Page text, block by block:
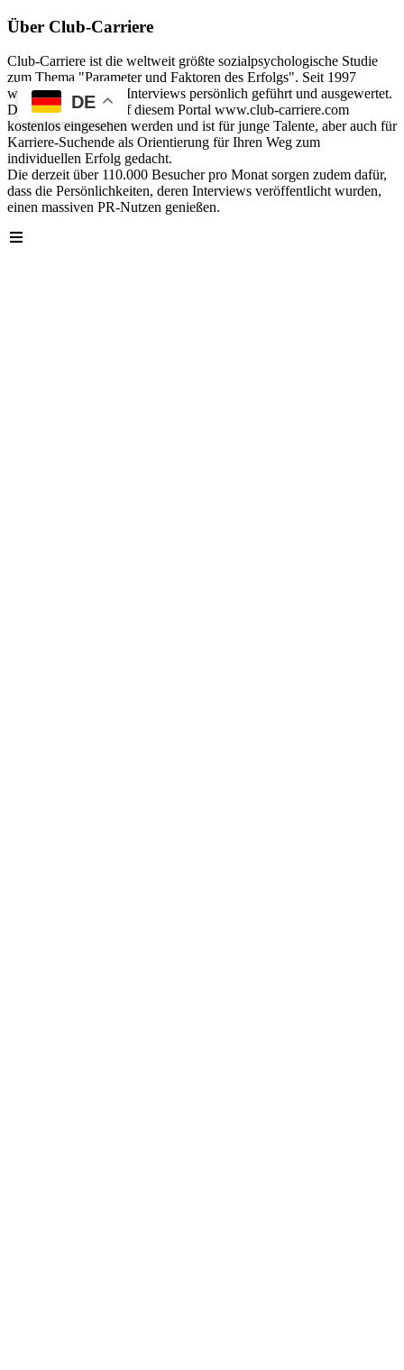
DE
Über Club-Carriere
Club-Carriere ist die weltweit größte sozialpsychologische Studie
zum Thema "Parameter und Faktoren des Erfolgs". Seit 1997
wurden über 40.000 Interviews persönlich geführt und ausgewertet.
Die Analyse kann auf diesem Portal www.club-carriere.com
kostenlos eingesehen werden und ist für junge Talente, aber auch für
Karriere-Suchende als Orientierung für Ihren Weg zum
individuellen Erfolg gedacht.
Die derzeit über 110.000 Besucher pro Monat sorgen zudem dafür,
dass die Persönlichkeiten, deren Interviews veröffentlicht wurden,
einen massiven PR-Nutzen genießen.